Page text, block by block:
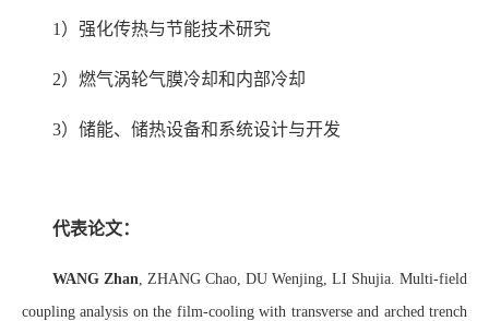
1 ）强化传热与节能技术研究
2） 燃气涡轮气膜冷却和内部冷却
3）储能、储热设备和系统设计与开发
代表论文：
WANG Zhan , ZHANG Chao, DU Wenjing, LI Shujia. Multi-field
coupling analysis on the film-cooling with transverse and arched trench